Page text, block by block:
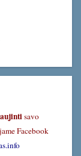
savo
Facebook